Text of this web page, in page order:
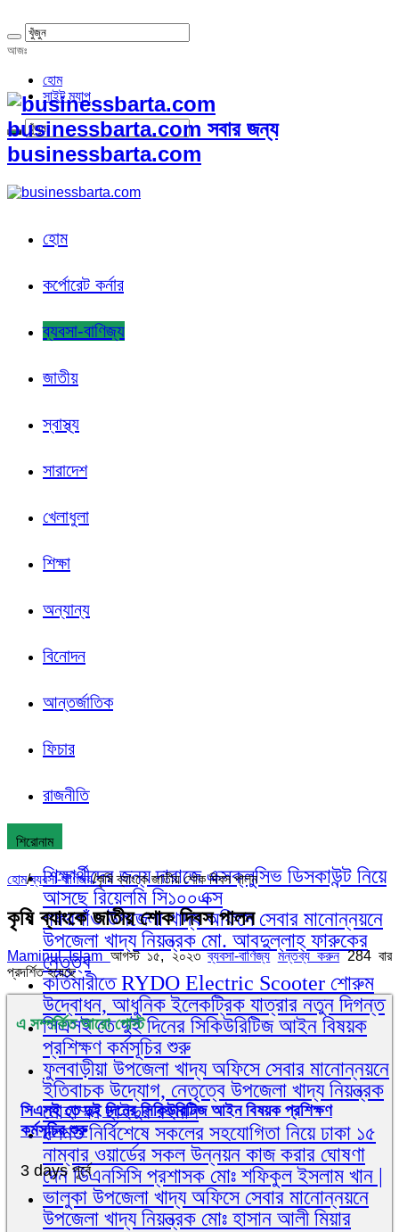
আজঃ
হোম
সাইট ম্যাপ
businessbarta.com সবার জন্য
businessbarta.com
হোম
কর্পোরেট কর্নার
ব্যবসা-বাণিজ্য
জাতীয়
স্বাস্থ্য
সারাদেশ
খেলাধুলা
শিক্ষা
অন্যান্য
বিনোদন
আন্তর্জাতিক
ফিচার
রাজনীতি
শিরোনাম
শিক্ষার্থীদের জন্য দারাজে এক্সক্লুসিভ ডিসকাউন্ট নিয়ে
আসছে রিয়েলমি সি১০০এক্স
গফরগাঁও উপজেলা খাদ্য অফিসে সেবার মানোন্নয়নে
উপজেলা খাদ্য নিয়ন্ত্রক মো. আবদুল্লাহ্ ফারুকের
নেতৃত্ব
কর্তিমারীতে RYDO Electric Scooter শোরুম
উদ্বোধন, আধুনিক ইলেকট্রিক যাত্রার নতুন দিগন্ত
সিএসই তে দুই দিনের সিকিউরিটিজ আইন বিষয়ক
প্রশিক্ষণ কর্মসূচির শুরু
ফুলবাড়ীয়া উপজেলা খাদ্য অফিসে সেবার মানোন্নয়নে
ইতিবাচক উদ্যোগ, নেতৃত্বে উপজেলা খাদ্য নিয়ন্ত্রক
মোহাম্মদ ছাইদুর রহমান
দলমত নির্বিশেষে সকলের সহযোগিতা নিয়ে ঢাকা ১৫
নাম্বার ওয়ার্ডের সকল উন্নয়ন কাজ করার ঘোষণা
দেন ডিএনসিসি প্রশাসক মোঃ শফিকুল ইসলাম খান |
ভালুকা উপজেলা খাদ্য অফিসে সেবার মানোন্নয়নে
উপজেলা খাদ্য নিয়ন্ত্রক মোঃ হাসান আলী মিয়ার
হোম/ব্যবসা-বাণিজ্য/কৃষি ব্যাংকে জাতীয় শোক দিবস পালন
কৃষি ব্যাংকে জাতীয় শোক দিবস পালন
Maminul Islamআগস্ট ১৫, ২০২৩ ব্যবসা-বাণিজ্য মন্তব্য করুন 284 বার
প্রদর্শিত হয়েছে
এ সম্পর্কিত আরো পোস্ট
সিএসই তে দুই দিনের সিকিউরিটিজ আইন বিষয়ক প্রশিক্ষণ
কর্মসূচির শুরু
3 days পূর্বে